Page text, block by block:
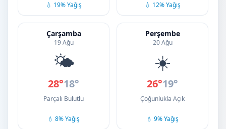
💧 19% Yağış 💧 12% Yağış
Çarşamba
19 Ağu
🌤️
28°18°
Parçalı Bulutlu
💧 8% Yağış
Perşembe
20 Ağu
☀️
26°19°
Çoğunlukla Açık
💧 9% Yağış